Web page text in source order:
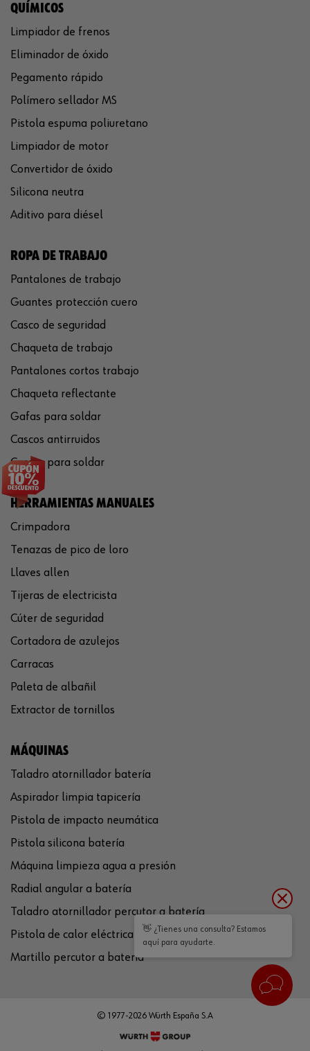
QUÍMICOS
Limpiador de frenos
Eliminador de óxido
Pegamento rápido
Polímero sellador MS
Pistola espuma poliuretano
Limpiador de motor
Convertidor de óxido
Silicona neutra
Aditivo para diésel
ROPA DE TRABAJO
Pantalones de trabajo
Guantes protección cuero
Casco de seguridad
Chaqueta de trabajo
Pantalones cortos trabajo
Chaqueta reflectante
Gafas para soldar
Cascos antirruidos
Careta para soldar
HERRAMIENTAS MANUALES
Crimpadora
Tenazas de pico de loro
Llaves allen
Tijeras de electricista
Cúter de seguridad
Cortadora de azulejos
Carracas
Paleta de albañil
Extractor de tornillos
MÁQUINAS
Taladro atornillador batería
Aspirador limpia tapicería
Pistola de impacto neumática
Pistola silicona batería
Máquina limpieza agua a presión
Radial angular a batería
Taladro atornillador percutor a batería
Pistola de calor eléctrica
Martillo percutor a batería
© 1977-2026 Würth España S.A
👋 ¿Tienes una consulta? Estamos
aquí para ayudarte.